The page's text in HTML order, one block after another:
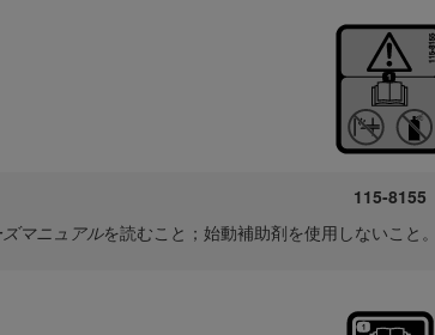
115-8155
マニュアルを読むこと；始動補助剤を使用しないこと。